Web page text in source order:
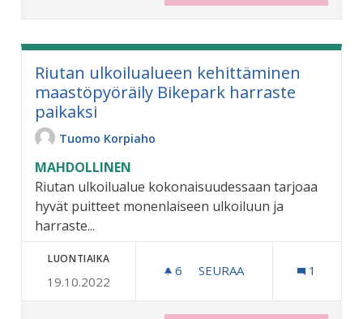
Riutan ulkoilualueen kehittäminen
maastöpyöräily Bikepark harraste
paikaksi
Tuomo Korpiaho
MAHDOLLINEN
Riutan ulkoilualue kokonaisuudessaan tarjoaa
hyvät puitteet monenlaiseen ulkoiluun ja
harraste...
LUONTIAIKA
19.10.2022
6 6 SEURAAJAA
SEURAA 1